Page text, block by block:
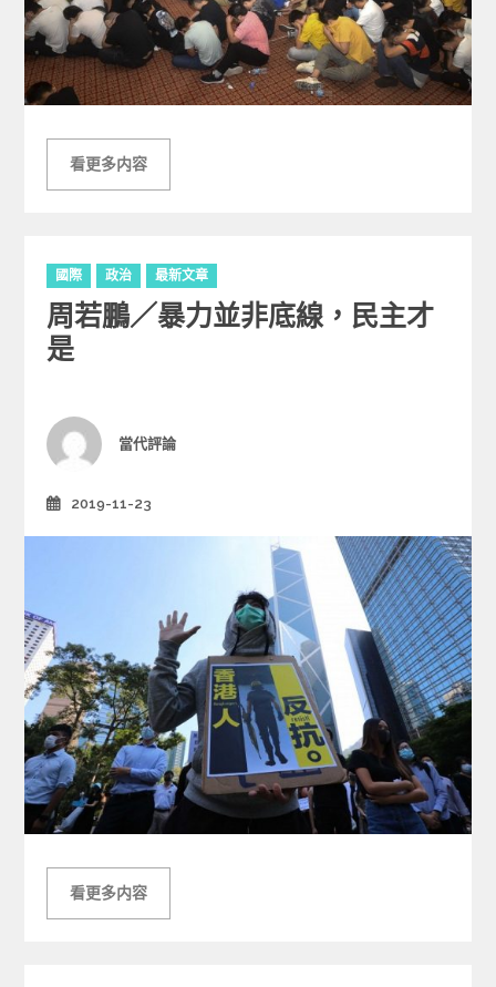
看更多内容
C
a
t
e
g
i
e
國際 政治 最新文章
周若鵬／暴力並非底線，民主才
是
Author
當代評論
2019-11-23
看更多内容